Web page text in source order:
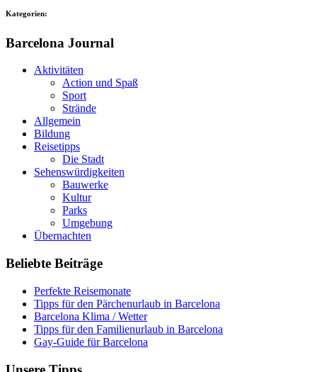
Kategorien:
Barcelona Journal
Aktivitäten
Action und Spaß
Sport
Strände
Allgemein
Bildung
Reisetipps
Die Stadt
Sehenswürdigkeiten
Bauwerke
Kultur
Parks
Umgebung
Übernachten
Beliebte Beiträge
Perfekte Reisemonate
Tipps für den Pärchenurlaub in Barcelona
Barcelona Klima / Wetter
Tipps für den Familienurlaub in Barcelona
Gay-Guide für Barcelona